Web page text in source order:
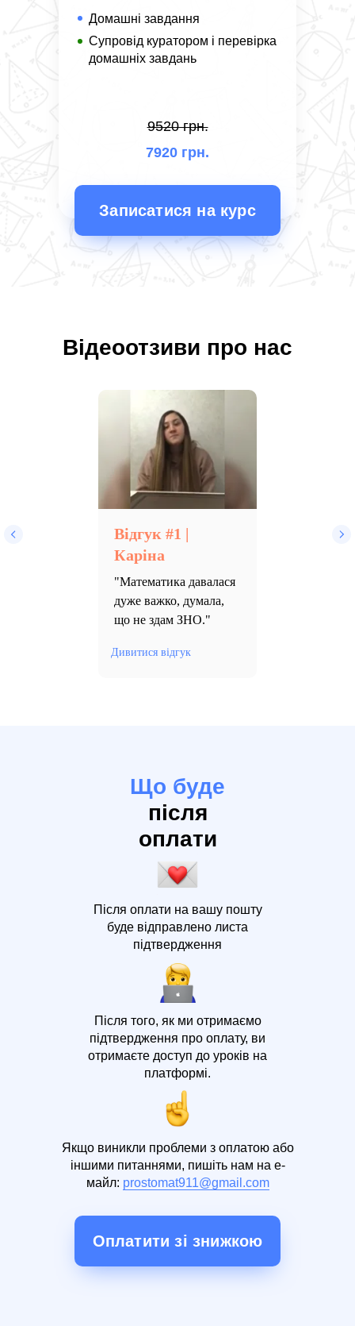
9520 грн.
7920 грн.
Записатися на курс
Домашні завдання
Супровід куратором і перевірка
домашніх завдань
Відеоотзиви про нас
Відгук #1 |
Каріна
"Математика давалася
дуже важко, думала,
що не здам ЗНО."
Дивитися відгук
Що буде
після
оплати
Після оплати на вашу пошту
буде відправлено листа
підтвердження
Після того, як ми отримаємо
підтвердження про оплату, ви
отримаєте доступ до уроків на
платформі.
Оплатити зі знижкою
Якщо виникли проблеми з оплатою або
іншими питаннями, пишіть нам на е-
майл: prostomat911@gmail.com